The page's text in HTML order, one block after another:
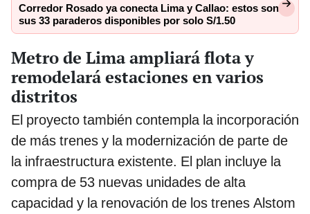
Corredor Rosado ya conecta Lima y Callao: estos son
sus 33 paraderos disponibles por solo S/1.50
Metro de Lima ampliará flota y
remodelará estaciones en varios
distritos
El proyecto también contempla la incorporación
de más trenes y la modernización de parte de
la infraestructura existente. El plan incluye la
compra de 53 nuevas unidades de alta
capacidad y la renovación de los trenes Alstom